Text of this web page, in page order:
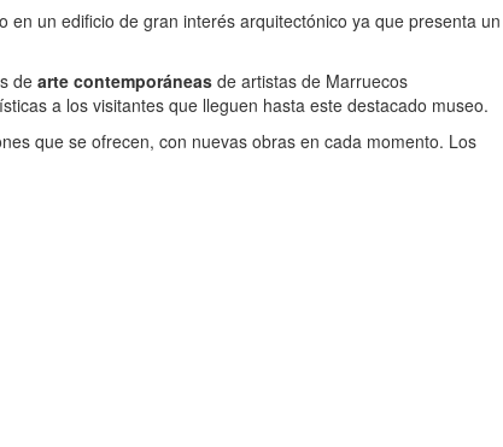
en un edificio de gran interés arquitectónico ya que presenta un
de arte contemporáneas de artistas de Marruecos
a los visitantes que lleguen hasta este destacado museo.
que se ofrecen, con nuevas obras en cada momento. Los